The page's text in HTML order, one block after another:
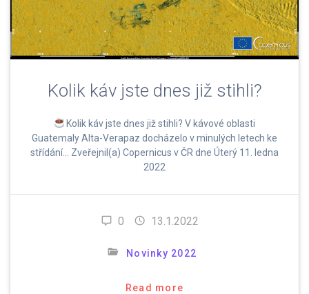
Kolik káv jste dnes již stihli?
Kolik káv jste dnes již stihli? V kávové oblasti
Guatemaly Alta-Verapaz docházelo v minulých letech ke
střídání… Zveřejnil(a) Copernicus v ČR dne Úterý 11. ledna
2022
0 13.1.2022
Novinky 2022
Read more